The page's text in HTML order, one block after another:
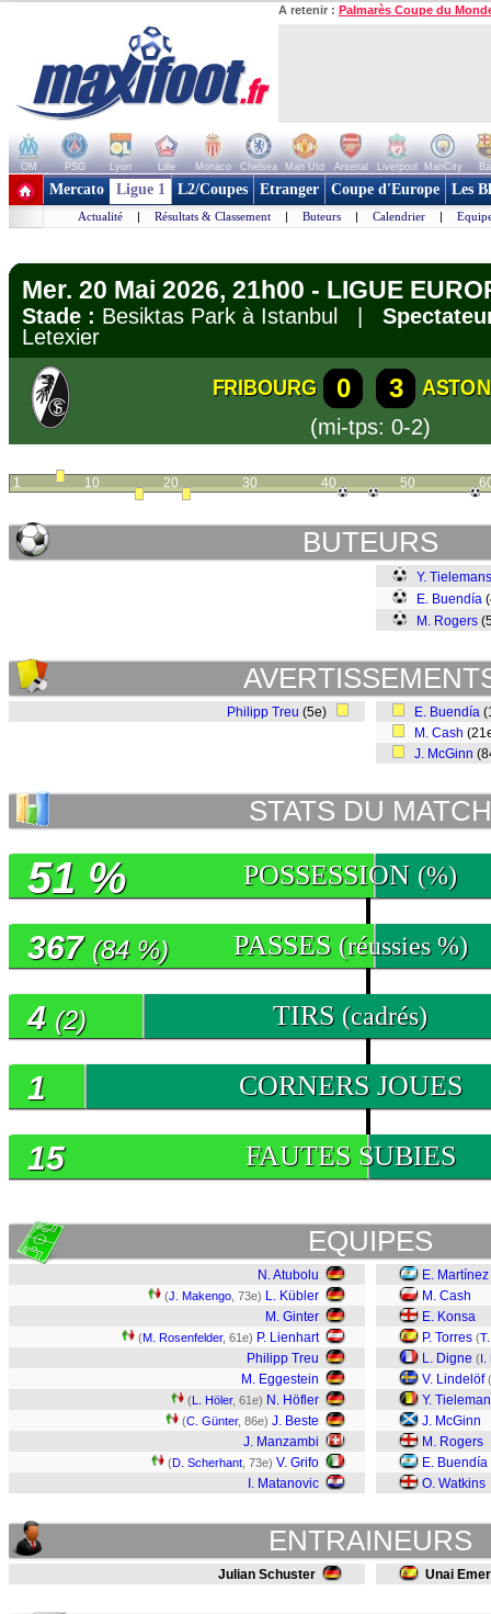
A retenir : Palmarès Coupe du
OM PSG Lyon Lille Monaco Chelsea Man Utd Arsenal Liverpool ManCity
+ de clubs
Mercato Ligue 1 L2/Coupes Etranger Coupe d'Europe Les
Actualité | Résultats & Classement | Buteurs | Calendrier |
Mer. 20 Mai 2026, 21h00 - LIGUE
Stade : Besiktas Park à Istanbul |
Letexier
FRIBOURG 0 3
(mi-tps: 0-2)
1 10 20 30 40 50
BUTEURS
Y. Tielemans
E. Buendía
M. Rogers
Philipp Treu (5e) E. Buendía
M. Cash
J. McGinn
STATS DU MATCH
POSSESSION (%)
51 %
PASSES (réussies %)
367 (84 %)
TIRS (cadrés)
4 (2)
CORNERS JOUES
1
FAUTES SUBIES
15
EQUIPES
N. Atubolu
(J. Makengo , 73e) L. Kübler
M. Ginter
(M. Rosenfelder, 61e) P. Lienhart
Philipp Treu
M. Eggestein
(L. Höler, 61e) N. Höfler
(C. Günter, 86e) J. Beste
J. Manzambi
(D. Scherhant , 73e) V. Grifo
I. Matanovic
E. Martínez
M. Cash
E. Konsa
P. Torres (
L. Digne (I.
V. Lindelöf (
Y.
J. McGinn
M. Rogers
E. Buendía
O. Watkins
ENTRAINEURS
Julian Schuster Unai